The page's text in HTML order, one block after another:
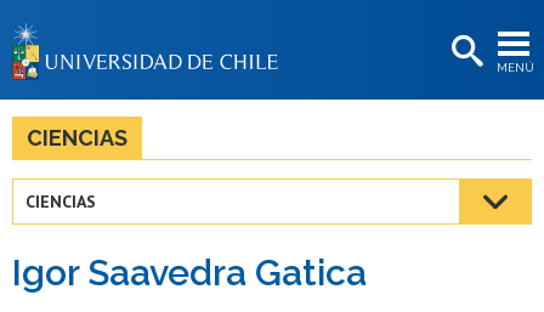
MENÚ
BIBLIOTECAS
Estudiantes
Académicas/os
CIENCIAS
CIENCIAS
Igor Saavedra Gatica